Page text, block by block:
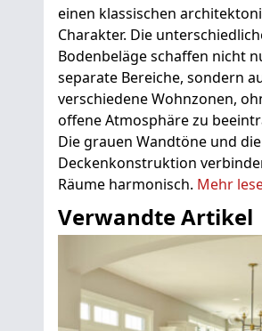
einen klassischen
Charakter. Die
Bodenbeläge schaffen nicht
separate Bereiche, sondern
verschiedene Wohnzonen,
offene Atmosphäre zu
Die grauen Wandtöne und
Deckenkonstruktion
Räume harmonisch. Mehr
Verwandte Artikel